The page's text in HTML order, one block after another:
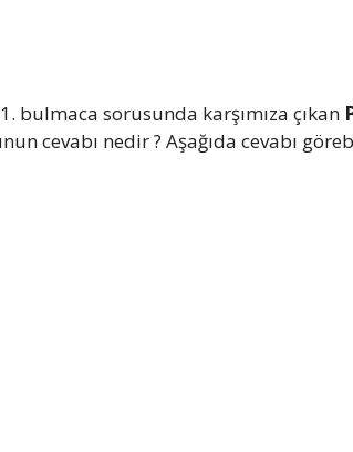
bulmaca sorusunda karşımıza çıkan
cevabı nedir ? Aşağıda cevabı